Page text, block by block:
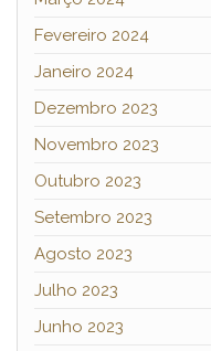
Fevereiro 2024
Janeiro 2024
Dezembro 2023
Novembro 2023
Outubro 2023
Setembro 2023
Agosto 2023
Julho 2023
Junho 2023